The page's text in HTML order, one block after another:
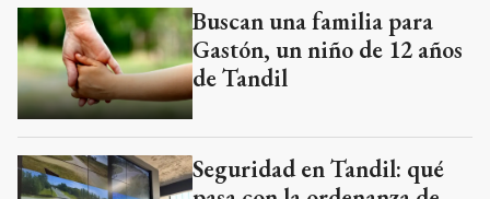
Buscan una familia para
Gastón, un niño de 12 años
de Tandil
Seguridad en Tandil: qué